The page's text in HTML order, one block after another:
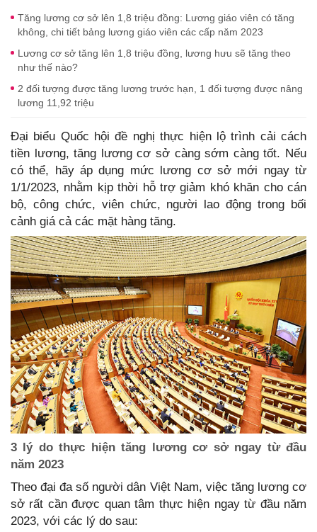
Tăng lương cơ sở lên 1,8 triệu đồng: Lương giáo viên có tăng
không, chi tiết bảng lương giáo viên các cấp năm 2023
Lương cơ sở tăng lên 1,8 triệu đồng, lương hưu sẽ tăng theo
như thế nào?
2 đối tượng được tăng lương trước hạn, 1 đối tượng được nâng
lương 11,92 triệu
Đại biểu Quốc hội đề nghị thực hiện lộ trình cải cách
tiền lương, tăng lương cơ sở càng sớm càng tốt. Nếu
có thể, hãy áp dụng mức lương cơ sở mới ngay từ
1/1/2023, nhằm kịp thời hỗ trợ giảm khó khăn cho cán
bộ, công chức, viên chức, người lao động trong bối
cảnh giá cả các mặt hàng tăng.
3 lý do thực hiện tăng lương cơ sở ngay từ đầu
năm 2023
Theo đại đa số người dân Việt Nam, việc tăng lương cơ
sở rất cần được quan tâm thực hiện ngay từ đầu năm
2023, với các lý do sau: